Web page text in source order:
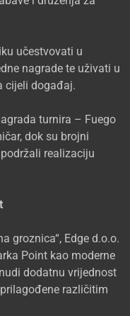
učestvovati u
nagrade te uživati u
cijeli događaj.
turnira – Fuego
dok su brojni
realizaciju
groznica“, Edge d.o.o.
Point kao moderne
dodatnu vrijednost
različitim